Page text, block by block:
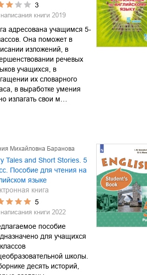
3
книги 2019
адресована учащимся 5-
Она поможет в
изложений, в
речевых
учащихся, в
их словарного
в выработке умения
излагать свои м…
Михайловна Баранова
Tales and Short Stories. 5
Пособие для чтения на
языке
книга
5
книги 2022
пособие
для учащихся
школы.
десять историй,